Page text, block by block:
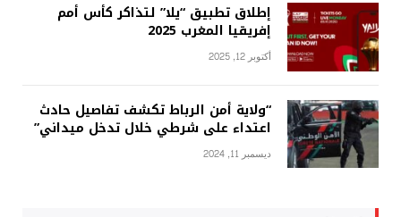
إطلاق تطبيق “يلا” لتذاكر كأس أمم
إفريقيا المغرب 2025
أكتوبر 12, 2025
“ولاية أمن الرباط تكشف تفاصيل حادث
اعتداء على شرطي خلال تدخل ميداني”
ديسمبر 11, 2024